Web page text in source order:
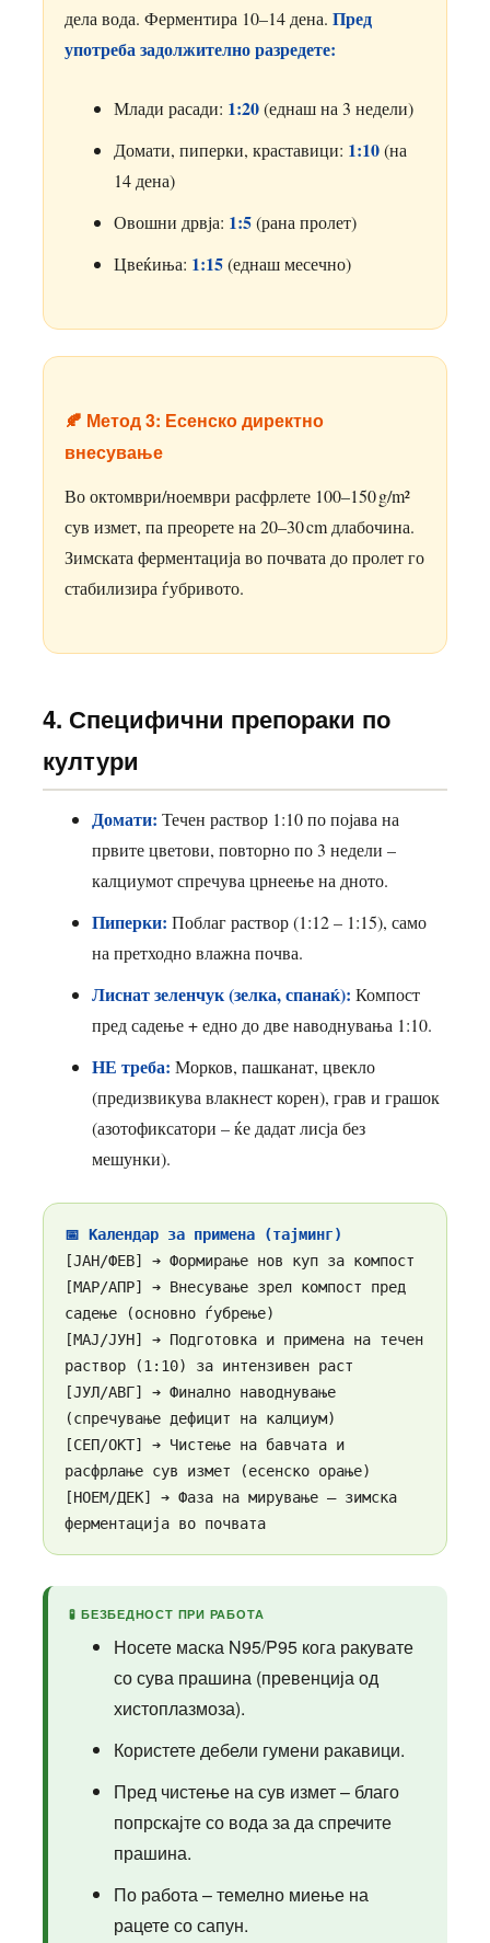
дела вода. Ферментира 10–14 дена.Пред
употреба задолжително разредете:
Млади расади: 1:20(еднаш на 3 недели)
Домати, пиперки, краставици: 1:10(на
14 дена)
Овошни дрвја: 1:5(рана пролет)
Цвеќиња: 1:15(еднаш месечно)
🍂 Метод 3: Есенско директно
внесување
Во октомври/ноември расфрлете 100–150 g/m²
сув измет, па преорете на 20–30 cm длабочина.
Зимската ферментација во почвата до пролет го
стабилизира ѓубривото.
4. Специфични препораки по
култури
Домати: Течен раствор 1:10 по појава на
првите цветови, повторно по 3 недели –
калциумот спречува црнеење на дното.
Пиперки: Поблаг раствор (1:12 – 1:15), само
на претходно влажна почва.
Лиснат зеленчук (зелка, спанаќ): Компост
пред садење + едно до две наводнувања 1:10.
НЕ треба: Морков, пашканат, цвекло
(предизвикува влакнест корен), грав и грашок
(азотофиксатори – ќе дадат лисја без
мешунки).
📅 Календар за примена (тајминг)
[ЈАН/ФЕВ] ➔ Формирање нов куп за компост
[МАР/АПР] ➔ Внесување зрел компост пред
садење (основно ѓубрење)
[МАЈ/ЈУН] ➔ Подготовка и примена на течен
раствор (1:10) за интензивен раст
[ЈУЛ/АВГ] ➔ Финално наводнување
(спречување дефицит на калциум)
[СЕП/ОКТ] ➔ Чистење на бавчата и
расфрлање сув измет (есенско орање)
[НОЕМ/ДЕК] ➔ Фаза на мирување – зимска
ферментација во почвата
🧪 БЕЗБЕДНОСТ ПРИ РАБОТА
Носете маска N95/P95 кога ракувате
со сува прашина (превенција од
хистоплазмоза).
Користете дебели гумени ракавици.
Пред чистење на сув измет – благо
попрскајте со вода за да спречите
прашина.
По работа – темелно миење на
рацете со сапун.